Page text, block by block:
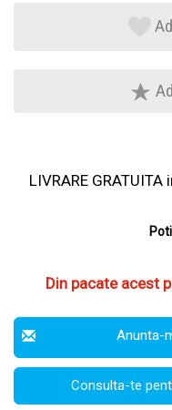
LIVRARE
Din pacate acest
Anunta-
Consulta-te